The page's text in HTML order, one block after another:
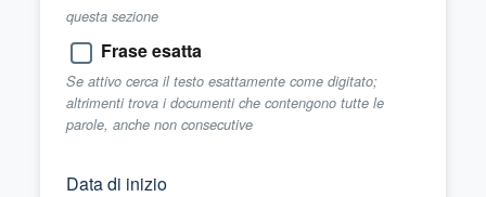
questa sezione
Frase esatta
Se attivo cerca il testo esattamente come digitato;
altrimenti trova i documenti che contengono tutte le
parole, anche non consecutive
Data di inizio